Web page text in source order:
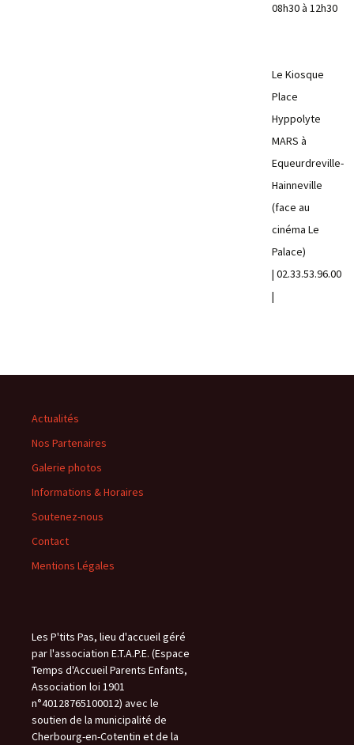
08h30 à 12h30
Le Kiosque
Place
Hyppolyte
MARS à
Equeurdreville-
Hainneville
(face au
cinéma Le
Palace)
| 02.33.53.96.00
|
Actualités
Nos Partenaires
Galerie photos
Informations & Horaires
Soutenez-nous
Contact
Mentions Légales
Les P'tits Pas, lieu d'accueil géré
par l'association E.T.A.P.E. (Espace
Temps d'Accueil Parents Enfants,
Association loi 1901
n°40128765100012) avec le
soutien de la municipalité de
Cherbourg-en-Cotentin et de la